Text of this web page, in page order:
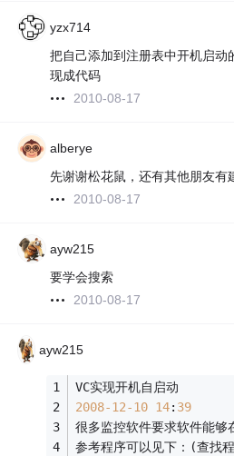
yzx714
把自己添加到注册表中开机启动
现成代码
2010-08-17
alberye
先谢谢松花鼠，还有其他朋友有
2010-08-17
ayw215
要学会搜索
2010-08-17
ayw215
VC实现开机自启动
2008-12-10 14: 39
很多监控软件要求软件能
参考程序可以见下：(查找